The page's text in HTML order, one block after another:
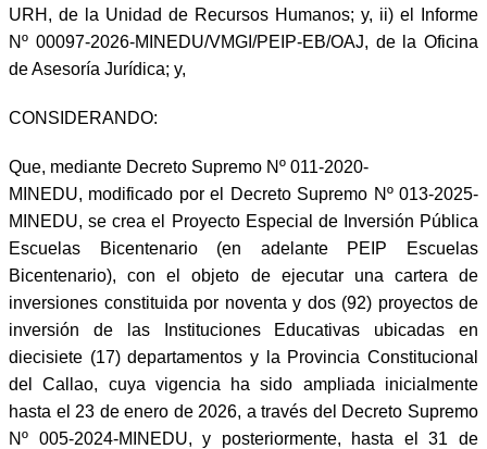
URH, de la Unidad de Recursos Humanos; y, ii) el Informe
Nº 00097-2026-MINEDU/VMGI/PEIP-EB/OAJ, de la Oficina
de Asesoría Jurídica; y,
CONSIDERANDO:
Que, mediante Decreto Supremo Nº 011-2020-
MINEDU, modificado por el Decreto Supremo Nº 013-2025-
MINEDU, se crea el Proyecto Especial de Inversión Pública
Escuelas Bicentenario (en adelante PEIP Escuelas
Bicentenario), con el objeto de ejecutar una cartera de
inversiones constituida por noventa y dos (92) proyectos de
inversión de las Instituciones Educativas ubicadas en
diecisiete (17) departamentos y la Provincia Constitucional
del Callao, cuya vigencia ha sido ampliada inicialmente
hasta el 23 de enero de 2026, a través del Decreto Supremo
Nº 005-2024-MINEDU, y posteriormente, hasta el 31 de